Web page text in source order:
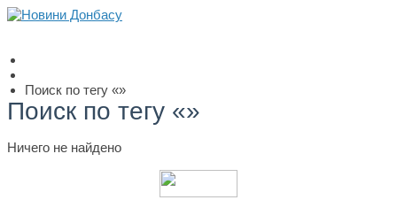
Поиск по тегу «»
Поиск по тегу «»
Ничего не найдено